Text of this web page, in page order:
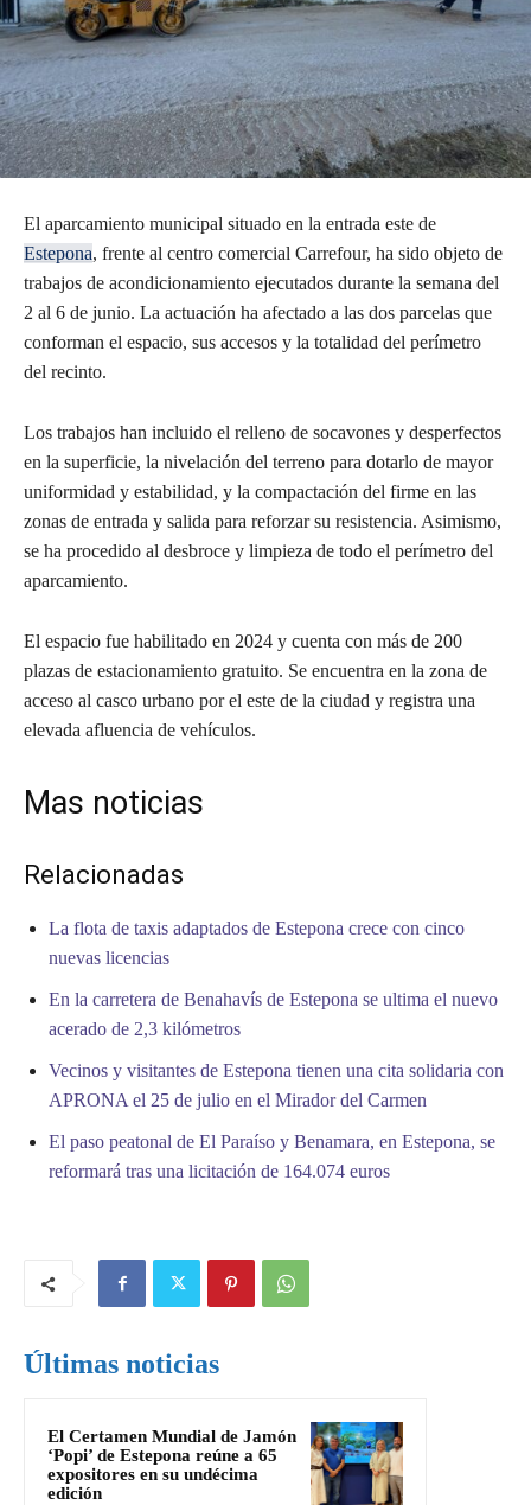
El aparcamiento municipal situado en la entrada este de
Estepona, frente al centro comercial Carrefour, ha sido objeto de
trabajos de acondicionamiento ejecutados durante la semana del
2 al 6 de junio. La actuación ha afectado a las dos parcelas que
conforman el espacio, sus accesos y la totalidad del perímetro
del recinto.
Los trabajos han incluido el relleno de socavones y desperfectos
en la superficie, la nivelación del terreno para dotarlo de mayor
uniformidad y estabilidad, y la compactación del firme en las
zonas de entrada y salida para reforzar su resistencia. Asimismo,
se ha procedido al desbroce y limpieza de todo el perímetro del
aparcamiento.
El espacio fue habilitado en 2024 y cuenta con más de 200
plazas de estacionamiento gratuito. Se encuentra en la zona de
acceso al casco urbano por el este de la ciudad y registra una
elevada afluencia de vehículos.
Mas noticias
Relacionadas
La flota de taxis adaptados de Estepona crece con cinco
nuevas licencias
En la carretera de Benahavís de Estepona se ultima el nuevo
acerado de 2,3 kilómetros
Vecinos y visitantes de Estepona tienen una cita solidaria con
APRONA el 25 de julio en el Mirador del Carmen
El paso peatonal de El Paraíso y Benamara, en Estepona, se
reformará tras una licitación de 164.074 euros
Últimas noticias
El Certamen Mundial de Jamón
‘Popi’ de Estepona reúne a 65
expositores en su undécima
edición